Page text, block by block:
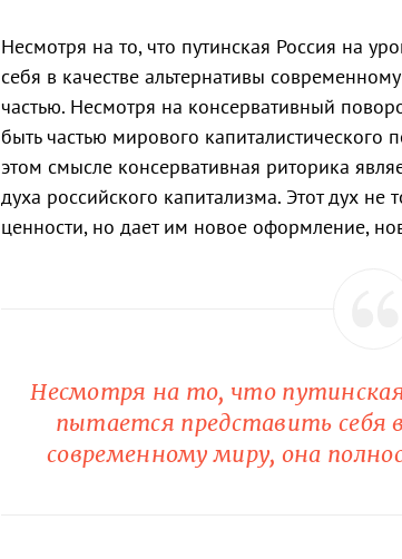
Несмотря на то, что путинская Россия на
себя в качестве альтернативы
частью. Несмотря на консервативный
быть частью мирового капиталистического
этом смысле консервативная риторика
духа российского капитализма. Этот дух
ценности, но дает им новое оформление,
Несмотря на то, что
пытается представить себя
современному миру, она